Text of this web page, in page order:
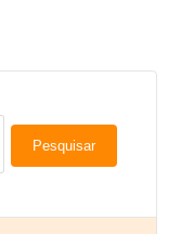
Pesquisar